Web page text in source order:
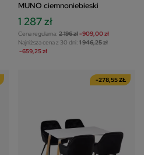
MUNO ciemnoniebieski
1 287 zł
Cena regularna: 2 196 zł-909,00 zł
Najniższa cena z 30 dni: 1 946,25 zł
-659,25 zł
-278,55 ZŁ